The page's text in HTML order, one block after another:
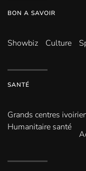
BON A SAVOIR
Showbiz Culture
SANTÉ
Grands centres
Humanitaire santé